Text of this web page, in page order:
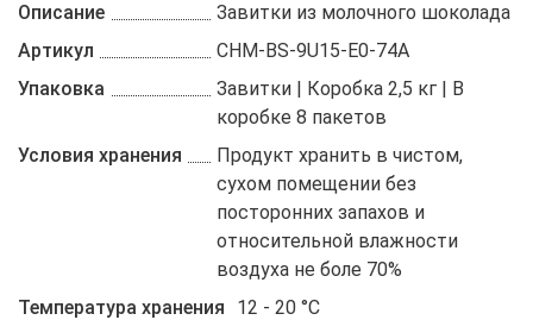
Описание
Завитки из молочного шоколада
Артикул
CHM-BS-9U15-E0-74A
Упаковка
Завитки | Коробка 2,5 кг | В
коробке 8 пакетов
Условия хранения
Продукт хранить в чистом,
сухом помещении без
посторонних запахов и
относительной влажности
воздуха не боле 70%
Температура хранения
12 - 20 °C